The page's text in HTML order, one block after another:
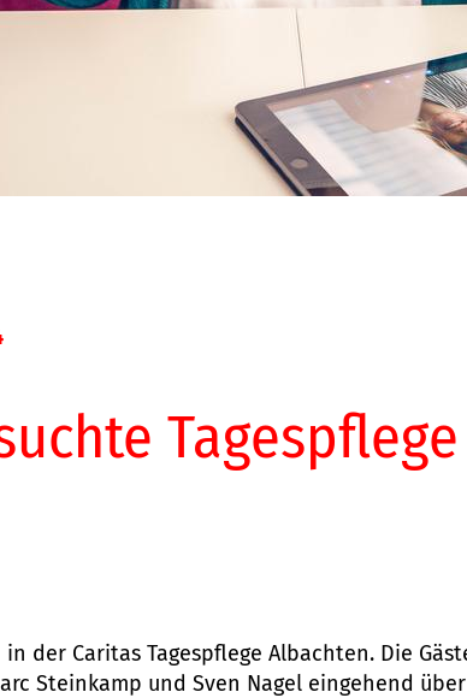
in der Caritas Tagespflege Albachten. Die
Steinkamp und Sven Nagel eingehend